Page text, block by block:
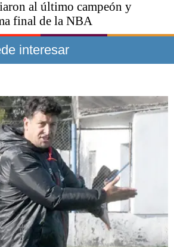
al último campeón y
final de la NBA
interesar